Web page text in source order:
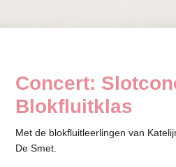
Concert:
Blokfluitklas
Met de blokfluitleerlingen van
De Smet.